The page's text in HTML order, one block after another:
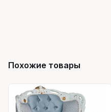
Похожие товары